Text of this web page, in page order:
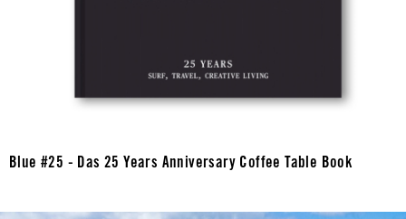
Blue #25 - Das 25 Years Anniversary Coffee Table Book